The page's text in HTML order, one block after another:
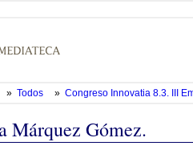
» Todos » Congreso Innovatia 8.3. III
Márquez Gómez.